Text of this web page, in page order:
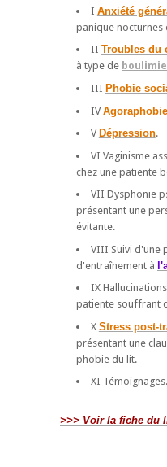
I Anxiété
panique nocturnes
II Troubles du
à type de boulimie
III Phobie
IV Agoraphobie
V Dépression.
VI Vaginisme
chez une patiente
VII Dysphonie
présentant une
évitante.
VIII Suivi d'une
d'entraînement à
IX
patiente souffrant
X Stress post-
présentant une
phobie du lit.
XI Témoignages.
>>> Voir la fiche du